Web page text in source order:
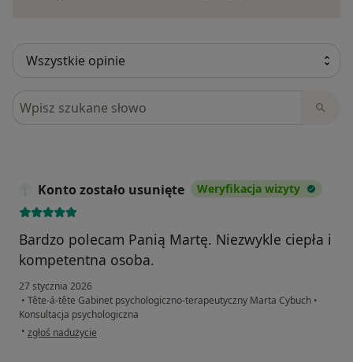
Szukaj w opiniach
Konto zostało usunięte Weryfikacja wizyty
Bardzo polecam Panią Martę. Niezwykle ciepła i
kompetentna osoba.
27 stycznia 2026
• Tête-á-tête Gabinet psychologiczno-terapeutyczny Marta Cybuch •
Konsultacja psychologiczna
• w opinii użytkownika Konto zostało usunięte
zgłoś nadużycie